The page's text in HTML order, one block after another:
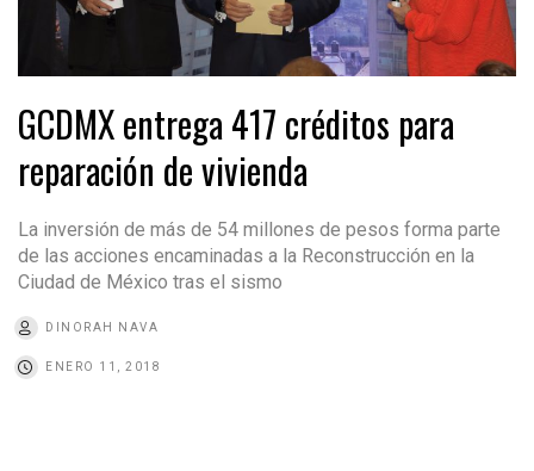
GCDMX entrega 417 créditos para
reparación de vivienda
La inversión de más de 54 millones de pesos forma parte
de las acciones encaminadas a la Reconstrucción en la
Ciudad de México tras el sismo
DINORAH NAVA
ENERO 11, 2018